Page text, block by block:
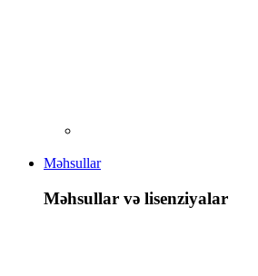
Məhsullar
Məhsullar və lisenziyalar